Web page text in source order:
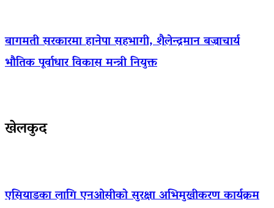
बागमती सरकारमा हानेपा सहभागी, शैलेन्द्रमान बज्राचार्य
भौतिक पूर्वाधार विकास मन्त्री नियुक्त
खेलकुद
एसियाडका लागि एनओसीको सुरक्षा अभिमुखीकरण कार्यक्रम